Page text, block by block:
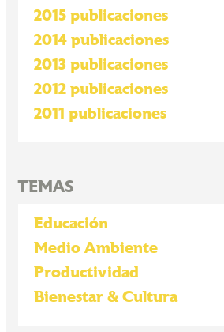
2015 publicaciones
2014 publicaciones
2013 publicaciones
2012 publicaciones
2011 publicaciones
TEMAS
Educación
Medio Ambiente
Productividad
Bienestar & Cultura